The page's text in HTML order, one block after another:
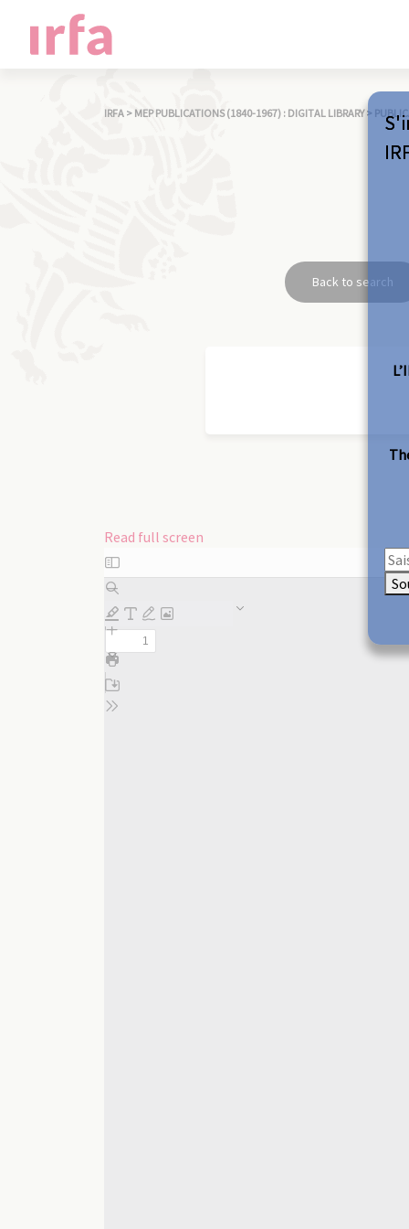
IRFA > MEP PUBLICATIONS (1840-1967) : DIGITAL LIBRARY >
Back to search
Read full screen
Skip
to
PDF
content